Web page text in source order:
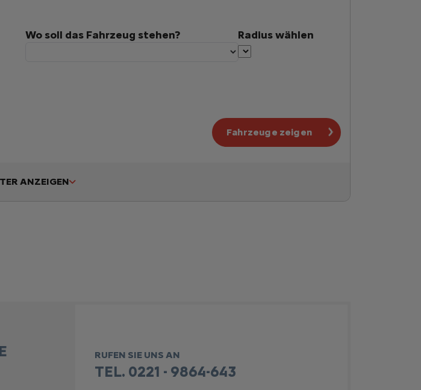
Wo soll das Fahrzeug stehen? Radius wählen
Fahrzeuge zeigen
ANZEIGEN
RUFEN SIE UNS AN
TEL. 0221 - 9864-643